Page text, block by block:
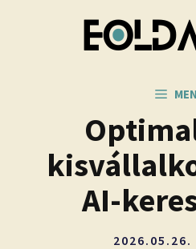
AI-
2026.05.26.